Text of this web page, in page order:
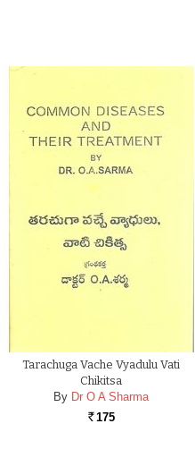
Tarachuga Vache Vyadulu Vati
Chikitsa
By Dr O A Sharma
Rs. 175